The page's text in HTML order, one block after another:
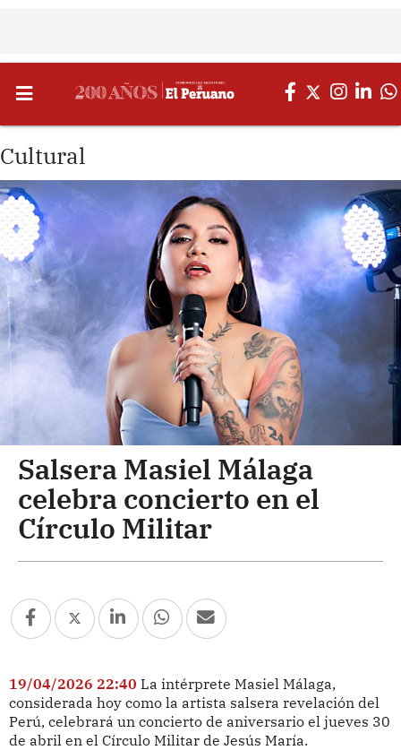
Cultural
Salsera Masiel Málaga
celebra concierto en el
Círculo Militar
19/04/2026 22:40 La intérprete Masiel Málaga,
considerada hoy como la artista salsera revelación del
Perú, celebrará un concierto de aniversario el jueves 30
de abril en el Círculo Militar de Jesús María.